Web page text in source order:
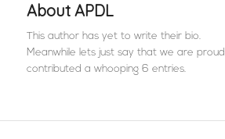
About APDL
This author has yet to write their bio.
Meanwhile lets just say that we are proud
contributed a whooping 6 entries.